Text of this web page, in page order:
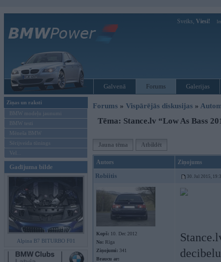
Sveiks, Viesi!
Galvenā Forums Galerijas
Ziņas un raksti
BMW modeļu jaunumi
BMW testi
Mēneša BMW
Sērijveida tūnings
Vel...
Gadījuma bilde
Alpina B7 BITURBO F01
Forums » Vispārējās diskusijas »
Tēma: Stance.lv “Low As Bass
Jauna tēma Atbildēt
Autors Ziņojums
Robiitis 30. Jul 2015,
Kopš: 10. Dec 2012
No: Rīga
Ziņojumi: 341
Braucu ar: